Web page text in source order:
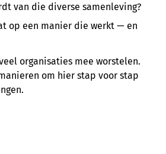
van die diverse samenleving?
op een manier die werkt — en
organisaties mee worstelen.
om hier stap voor stap